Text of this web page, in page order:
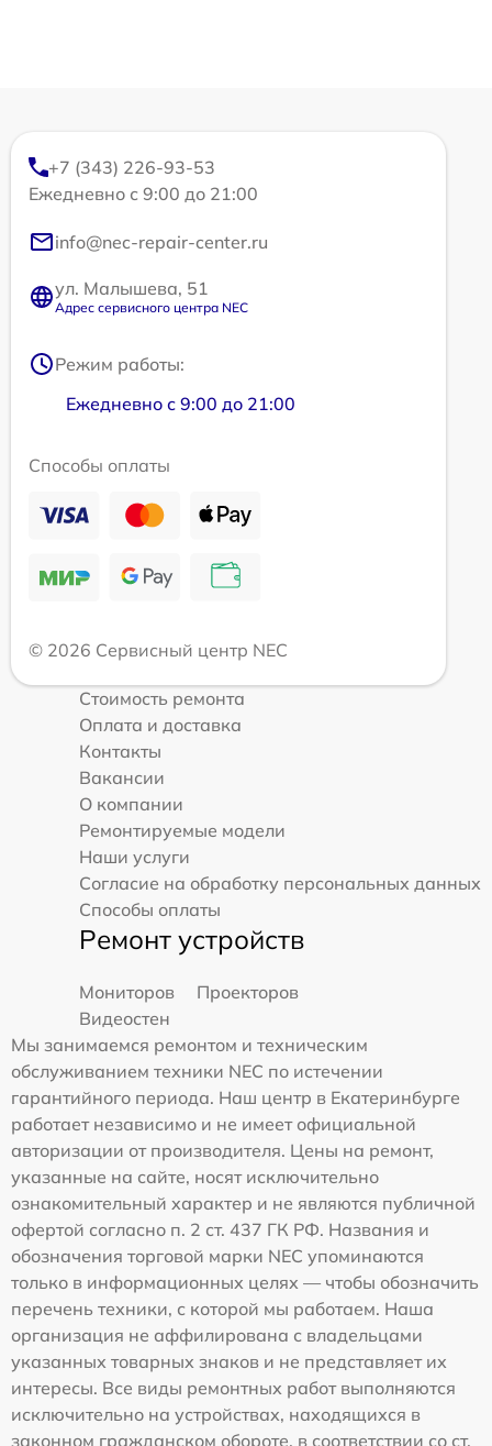
+7 (343) 226-93-53
Ежедневно с 9:00 до 21:00
info@nec-repair-center.ru
ул. Малышева, 51
Адрес сервисного центра NEC
Режим работы:
Ежедневно с 9:00 до 21:00
Способы оплаты
© 2026 Сервисный центр NEC
Стоимость ремонта
Оплата и доставка
Контакты
Вакансии
О компании
Ремонтируемые модели
Наши услуги
Согласие на обработку персональных данных
Способы оплаты
Ремонт устройств
Мониторов
Проекторов
Видеостен
Мы занимаемся ремонтом и техническим
обслуживанием техники NEC по истечении
гарантийного периода. Наш центр в Екатеринбурге
работает независимо и не имеет официальной
авторизации от производителя. Цены на ремонт,
указанные на сайте, носят исключительно
ознакомительный характер и не являются публичной
офертой согласно п. 2 ст. 437 ГК РФ. Названия и
обозначения торговой марки NEC упоминаются
только в информационных целях — чтобы обозначить
перечень техники, с которой мы работаем. Наша
организация не аффилирована с владельцами
указанных товарных знаков и не представляет их
интересы. Все виды ремонтных работ выполняются
исключительно на устройствах, находящихся в
законном гражданском обороте, в соответствии со ст.